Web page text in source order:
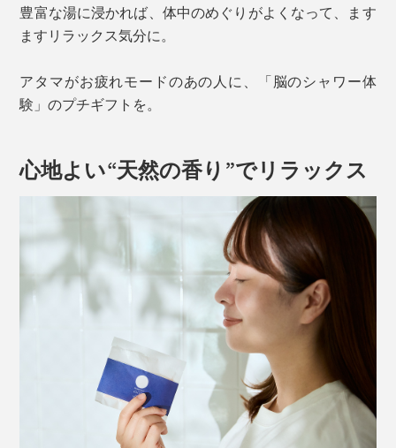
豊富な湯に浸かれば、体中のめぐりがよくなって、ます
ますリラックス気分に。
アタマがお疲れモードのあの人に、「脳のシャワー体
験」のプチギフトを。
心地よい“天然の香り”でリラックス